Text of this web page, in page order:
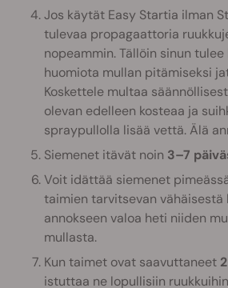
Jos käytät Easy Startia ilman
tulevaa propagaattoria
nopeammin. Tällöin sinun
huomiota mullan pitämiseksi
Koskettele multaa
olevan edelleen kosteaa ja
spraypullolla lisää vettä. Älä
Siemenet itävät noin 3–7
Voit idättää siemenet
taimien tarvitsevan vähäisestä
annokseen valoa heti niiden
mullasta.
Kun taimet ovat saavuttaneet
istuttaa ne lopullisiin